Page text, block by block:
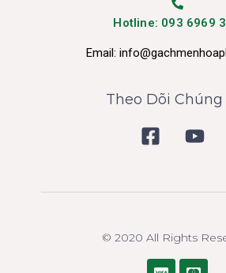
Hotline: 093 6969
Email:
Theo Dõi Chúng
© 2020 All Rights